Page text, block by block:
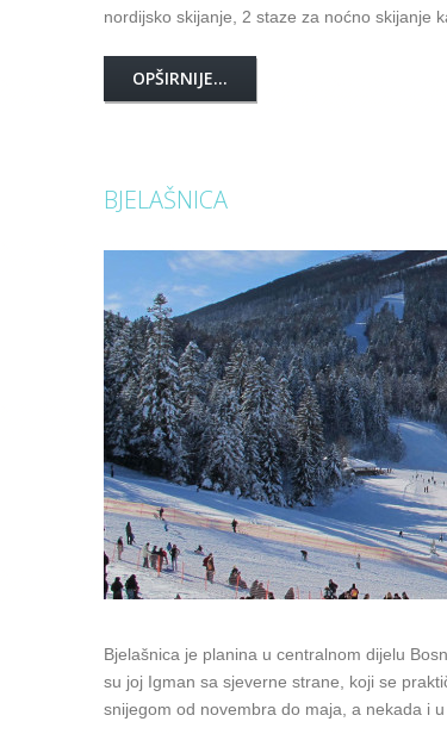
nordijsko skijanje, 2 staze za noćno skijanje
OPŠIRNIJE...
BJELAŠNICA
Bjelašnica je planina u centralnom dijelu
su joj Igman sa sjeverne strane, koji se
snijegom od novembra do maja, a nekada i